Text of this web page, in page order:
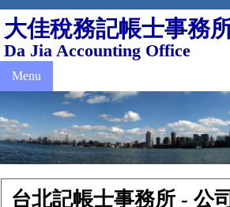
大佳稅務記帳士事務
Da Jia Accounting Office
Menu
台北記帳士事務所 - 公